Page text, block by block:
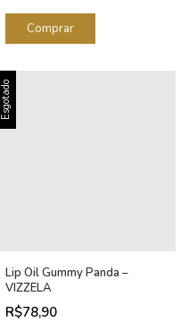
Esgotado
Lip Oil Gummy Panda –
VIZZELA
R$78,90